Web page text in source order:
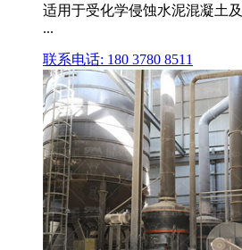
适用于受化学侵蚀水泥混凝土
...
联系电话: 180 3780 8511